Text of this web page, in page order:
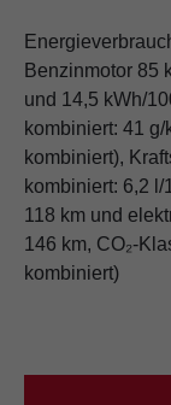
Benzinmotor 85
und 14,5 kWh/
kombiniert: 41
kombiniert),
kombiniert: 6,2
118 km und
146 km, CO₂-
kombiniert)